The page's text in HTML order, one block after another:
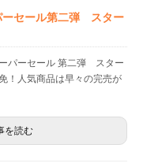
ーセール第二弾 スター
パーセール 第二弾 スター
！人気商品は早々の完売が
を読む